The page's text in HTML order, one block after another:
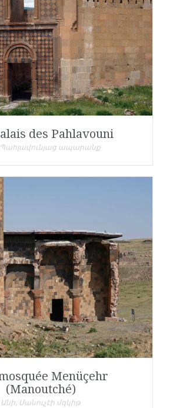
des Pahlavouni
Պահլավունյաց ապարանք
Menüçehr
(Manoutché)
Անի, Մանուչէի մզկիթ